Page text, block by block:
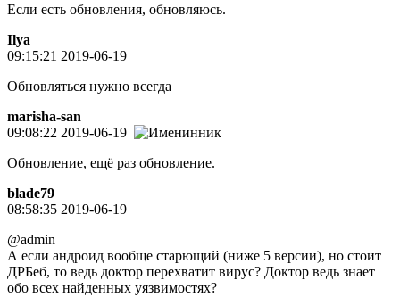
Если есть обновления, обновляюсь.
Ilya
09:15:21 2019-06-19
Обновляться нужно всегда
marisha-san
09:08:22 2019-06-19
Обновление, ещё раз обновление.
blade79
08:58:35 2019-06-19
@admin
А если андроид вообще старющий (ниже 5 версии), но стоит
ДРБеб, то ведь доктор перехватит вирус? Доктор ведь знает
обо всех найденных уязвимостях?